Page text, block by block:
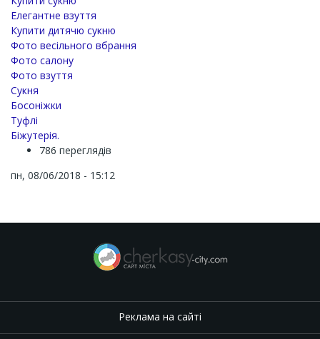
Елегантне взуття
Купити дитячю сукню
Фото весільного вбрання
Фото салону
Фото взуття
Сукня
Босоніжки
Туфлі
Біжутерія.
786 переглядів
пн, 08/06/2018 - 15:12
Реклама на сайті